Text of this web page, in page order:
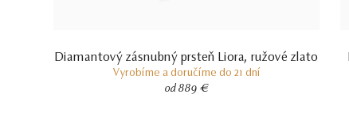
Diamantový zásnubný prsteň Liora, ružové zlato
Vyrobíme a doručíme do 21 dní
od 889 €